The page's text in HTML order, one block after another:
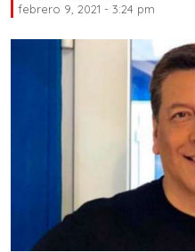
febrero 9, 2021 - 3:24 pm